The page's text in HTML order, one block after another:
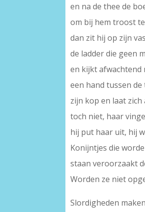
en na de thee de
om bij hem troost
dan zit hij op zijn
de ladder die geen
en kijkt afwachtend
een hand tussen
zijn kop en laat zich
toch niet, haar
hij put haar uit, hij
Konijntjes die
staan veroorzaakt
Worden ze niet
Slordigheden